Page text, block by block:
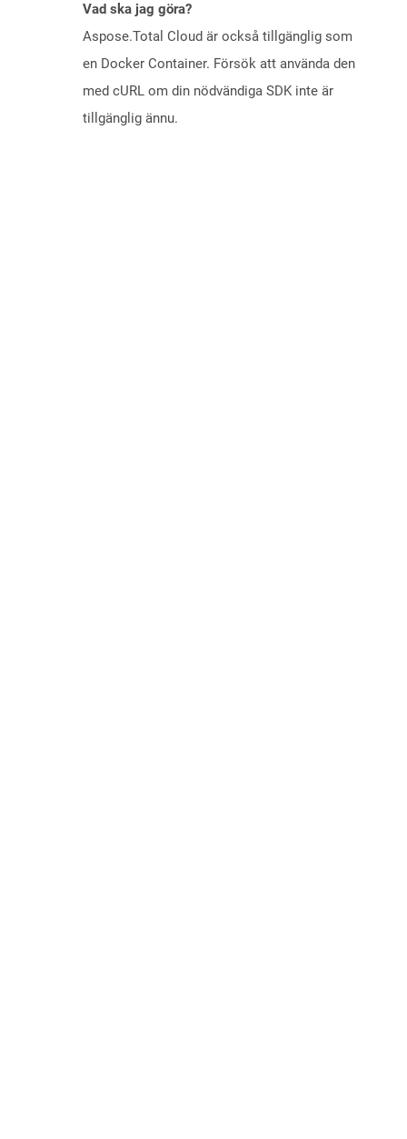
Vad ska jag göra?
Aspose.Total Cloud är också tillgänglig som
en Docker Container. Försök att använda den
med cURL om din nödvändiga SDK inte är
tillgänglig ännu.